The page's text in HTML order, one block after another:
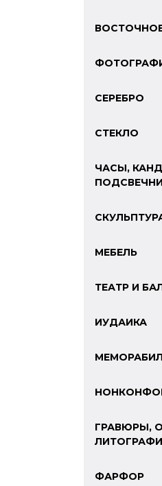
СЕРЕБРО
СТЕКЛО
ЧАСЫ,
МЕБЕЛЬ
ТЕАТР И
ИУДАИКА
ГРАВЮРЫ,
ФАРФОР